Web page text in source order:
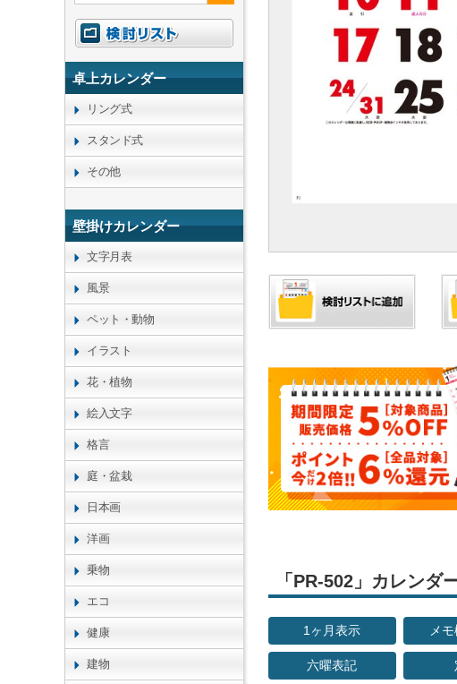
「PR-502」カレンダ
1ヶ月表示 メ
六曜表記
卓上カレンダー
リング式
スタンド式
その他
壁掛けカレンダー
文字月表
風景
ペット・動物
イラスト
花・植物
絵入文字
格言
庭・盆栽
日本画
洋画
乗物
エコ
健康
建物